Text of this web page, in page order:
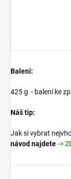
Balení:
425 g - balení ke
Náš tip:
Jak si vybrat
návod najdete->